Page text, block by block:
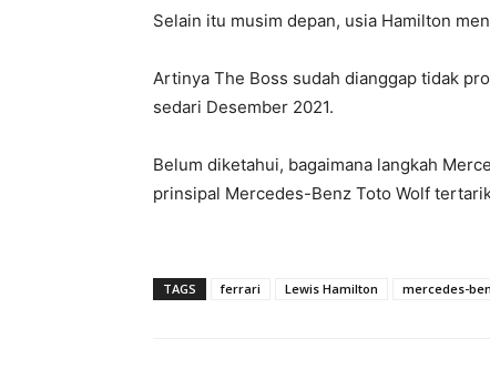
Selain itu musim depan, usia Hamilton
Artinya The Boss sudah dianggap tidak
sedari Desember 2021.
Belum diketahui, bagaimana langkah
prinsipal Mercedes-Benz Toto Wolf
TAGS ferrari Lewis Hamilton mercedes-